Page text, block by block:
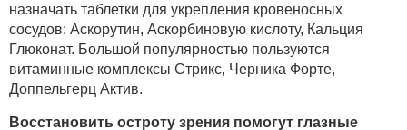
назначать таблетки для укрепления кровеносных
сосудов: Аскорутин, Аскорбиновую кислоту, Кальция
Глюконат. Большой популярностью пользуются
витаминные комплексы Стрикс, Черника Форте,
Доппельгерц Актив.
Восстановить остроту зрения помогут глазные